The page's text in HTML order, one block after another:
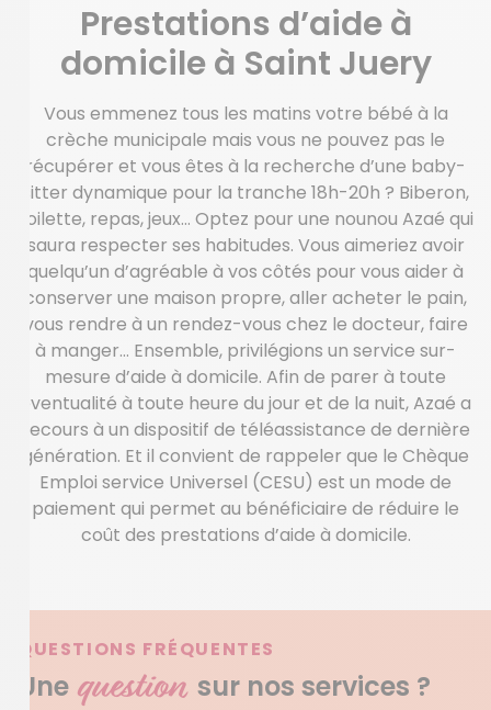
Prestations d’aide à
domicile à Saint Juery
Vous emmenez tous les matins votre bébé à la
crèche municipale mais vous ne pouvez pas le
récupérer et vous êtes à la recherche d’une baby-
sitter dynamique pour la tranche 18h-20h ? Biberon,
toilette, repas, jeux… Optez pour une nounou Azaé qui
saura respecter ses habitudes. Vous aimeriez avoir
quelqu’un d’agréable à vos côtés pour vous aider à
conserver une maison propre, aller acheter le pain,
vous rendre à un rendez-vous chez le docteur, faire
à manger… Ensemble, privilégions un service sur-
mesure d’aide à domicile. Afin de parer à toute
éventualité à toute heure du jour et de la nuit, Azaé a
recours à un dispositif de téléassistance de dernière
génération. Et il convient de rappeler que le Chèque
Emploi service Universel (CESU) est un mode de
paiement qui permet au bénéficiaire de réduire le
coût des prestations d’aide à domicile.
QUESTIONS FRÉQUENTES
Une question sur nos services ?